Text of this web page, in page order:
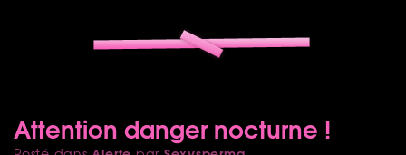
Attention danger nocturne !